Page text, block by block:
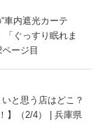
車内遮光カーテ
ぐっすり眠れま
ージ目
と思う店はどこ？
】（2/4） | 兵庫県